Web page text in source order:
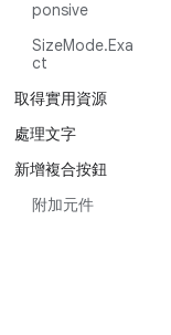
ponsive
SizeMode.Exa
ct
取得實用資源
處理文字
新增複合按鈕
附加元件